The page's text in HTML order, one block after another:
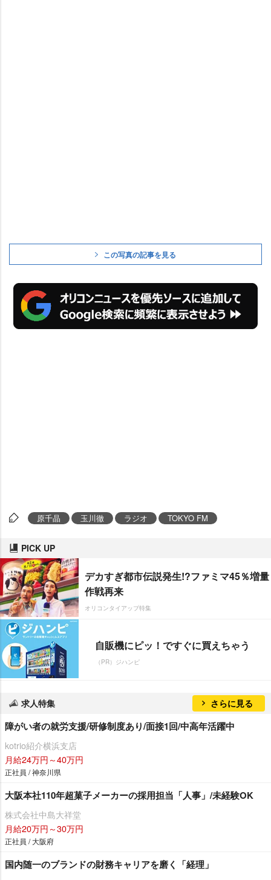
この写真の記事を見る
原千晶 玉川徹 ラジオ TOKYO FM
PICK UP
デカすぎ都市伝説発生!?ファミマ45％増量
作戦再来
オリコンタイアップ特集
自販機にピッ！ですぐに買えちゃう
（PR）ジハンピ
求人特集 さらに見る
障がい者の就労支援/研修制度あり/面接1回/中高年活躍中
kotrio紹介横浜支店
月給24万円～40万円
正社員 / 神奈川県
大阪本社110年超菓子メーカーの採用担当「人事」/未経験OK
株式会社中島大祥堂
月給20万円～30万円
正社員 / 大阪府
国内随一のブランドの財務キャリアを磨く「経理」